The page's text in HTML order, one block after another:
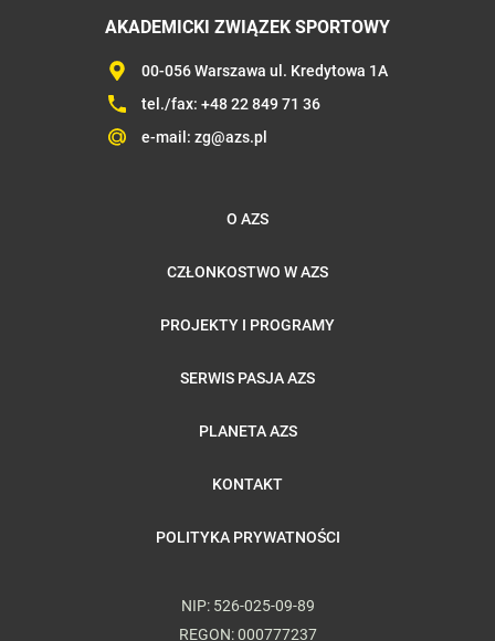
AKADEMICKI ZWIĄZEK SPORTOWY
00-056 Warszawa ul. Kredytowa 1A
tel./fax: +48 22 849 71 36
e-mail: zg@azs.pl
O AZS
CZŁONKOSTWO W AZS
PROJEKTY I PROGRAMY
SERWIS PASJA AZS
PLANETA AZS
KONTAKT
POLITYKA PRYWATNOŚCI
NIP: 526-025-09-89
REGON: 000777237